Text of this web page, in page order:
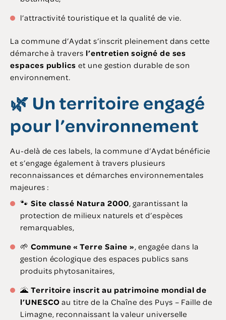
l’attractivité touristique et la qualité de vie.
La commune d’Aydat s’inscrit pleinement dans cette
démarche à travers l’entretien soigné de ses
espaces publics et une gestion durable de son
environnement.
🌿 Un territoire engagé
pour l’environnement
Au-delà de ces labels, la commune d’Aydat bénéficie
et s’engage également à travers plusieurs
reconnaissances et démarches environnementales
majeures :
🐾 Site classé Natura 2000, garantissant la
protection de milieux naturels et d’espèces
remarquables,
🌱 Commune « Terre Saine », engagée dans la
gestion écologique des espaces publics sans
produits phytosanitaires,
🌋 Territoire inscrit au patrimoine mondial de
l’UNESCO au titre de la Chaîne des Puys – Faille de
Limagne, reconnaissant la valeur universelle